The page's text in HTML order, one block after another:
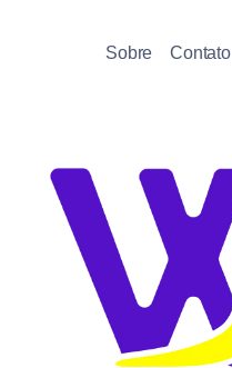
Sobre Contato